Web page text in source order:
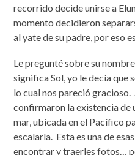
recorrido decide unirse a
momento decidieron
al yate de su padre, por eso
Le pregunté sobre su
significa Sol, yo le decía que
lo cual nos pareció gracioso.
confirmaron la existencia de
mar, ubicada en el Pacífico
escalarla. Esta es una de
encontrar y traerles fotos…